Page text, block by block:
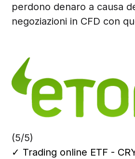
perdono denaro a causa
negoziazioni in CFD con
(5/5)
✓ Trading online ETF -